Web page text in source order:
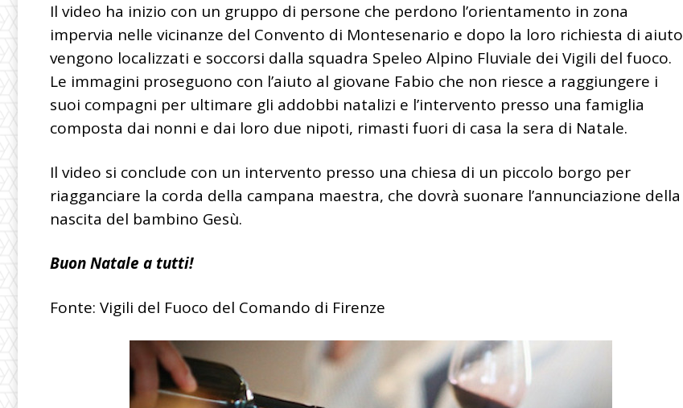
Il video ha inizio con un gruppo di persone che perdono l’orientamento in zona
impervia nelle vicinanze del Convento di Montesenario e dopo la loro richiesta di aiuto
vengono localizzati e soccorsi dalla squadra Speleo Alpino Fluviale dei Vigili del fuoco.
Le immagini proseguono con l’aiuto al giovane Fabio che non riesce a raggiungere i
suoi compagni per ultimare gli addobbi natalizi e l’intervento presso una famiglia
composta dai nonni e dai loro due nipoti, rimasti fuori di casa la sera di Natale.
Il video si conclude con un intervento presso una chiesa di un piccolo borgo per
riagganciare la corda della campana maestra, che dovrà suonare l’annunciazione della
nascita del bambino Gesù.
Buon Natale a tutti!
Fonte: Vigili del Fuoco del Comando di Firenze